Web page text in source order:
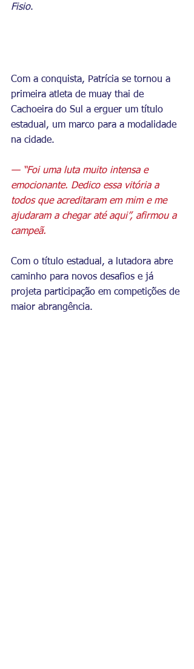
Fisio.
Com a conquista, Patrícia se tornou a
primeira atleta de muay thai de
Cachoeira do Sul a erguer um título
estadual, um marco para a modalidade
na cidade.
— “Foi uma luta muito intensa e
emocionante. Dedico essa vitória a
todos que acreditaram em mim e me
ajudaram a chegar até aqui”, afirmou a
campeã.
Com o título estadual, a lutadora abre
caminho para novos desafios e já
projeta participação em competições de
maior abrangência.